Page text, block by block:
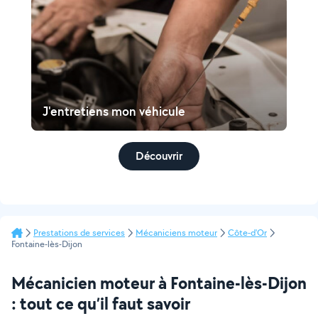
J'entretiens mon véhicule
Découvrir
Prestations de services Mécaniciens moteur
Côte-d'Or
Fontaine-lès-Dijon
Mécanicien moteur à Fontaine-lès-Dijon
: tout ce qu’il faut savoir